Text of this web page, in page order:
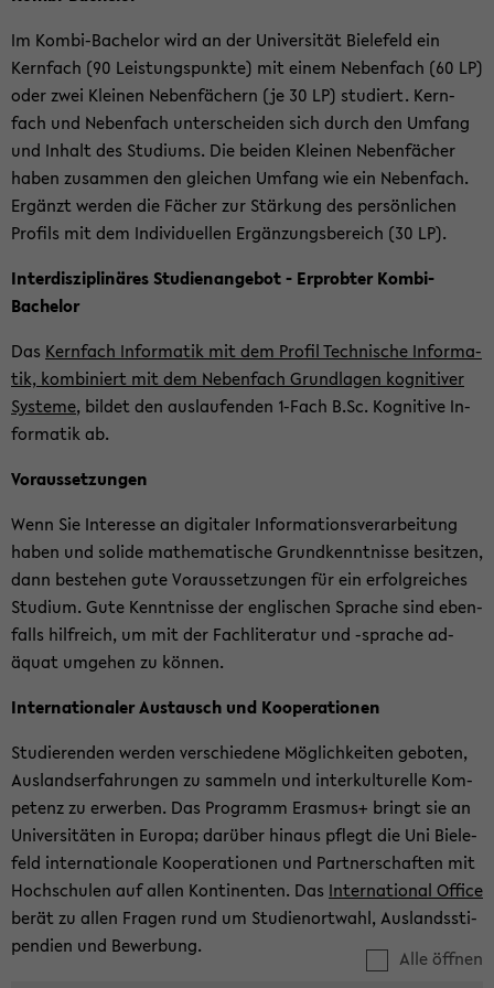
Im Kombi-​Bachelor wird an der Uni­ver­si­tät Bie­le­feld ein
Kern­fach (90 Leis­tungs­punk­te) mit einem Ne­ben­fach (60 LP)
oder zwei Klei­nen Ne­ben­fä­chern (je 30 LP) stu­diert. Kern­
fach und Ne­ben­fach un­ter­schei­den sich durch den Um­fang
und In­halt des Stu­di­ums. Die bei­den Klei­nen Ne­ben­fä­cher
haben zu­sam­men den glei­chen Um­fang wie ein Ne­ben­fach.
Er­gänzt wer­den die Fä­cher zur Stär­kung des per­sön­li­chen
Pro­fils mit dem In­di­vi­du­el­len Er­gän­zungs­be­reich (30 LP).
In­ter­dis­zi­pli­nä­res Stu­di­en­an­ge­bot - Er­prob­ter Kombi-​
Bachelor
Das Kern­fach In­for­ma­tik mit dem Pro­fil Tech­ni­sche In­for­ma­
tik, kom­bi­niert mit dem Ne­ben­fach Grund­la­gen ko­gni­ti­ver
Sys­te­me, bil­det den aus­lau­fen­den 1-​Fach B.Sc. Ko­gni­ti­ve In­
for­ma­tik ab.
Vor­aus­set­zun­gen
Wenn Sie In­ter­es­se an di­gi­ta­ler In­for­ma­ti­ons­ver­ar­bei­tung
haben und so­li­de ma­the­ma­ti­sche Grund­kennt­nis­se be­sit­zen,
dann be­stehen gute Vor­aus­set­zun­gen für ein er­folg­rei­ches
Stu­di­um. Gute Kennt­nis­se der eng­li­schen Spra­che sind eben­
falls hilf­reich, um mit der Fach­li­te­ra­tur und -​sprache ad­
äquat um­ge­hen zu kön­nen.
In­ter­na­tio­na­ler Aus­tausch und Ko­ope­ra­tio­nen
Stu­die­ren­den wer­den ver­schie­de­ne Mög­lich­kei­ten ge­bo­ten,
Aus­lands­er­fah­run­gen zu sam­meln und in­ter­kul­tu­rel­le Kom­
pe­tenz zu er­wer­ben. Das Pro­gramm Eras­mus+ bringt sie an
Uni­ver­si­tä­ten in Eu­ro­pa; dar­über hin­aus pflegt die Uni Bie­le­
feld in­ter­na­tio­na­le Ko­ope­ra­tio­nen und Part­ner­schaf­ten mit
Hoch­schu­len auf allen Kon­ti­nen­ten. Das In­ter­na­tio­nal Of­fice
berät zu allen Fra­gen rund um Stu­di­en­ort­wahl, Aus­lands­sti­
pen­di­en und Be­wer­bung.
Alle öffnen